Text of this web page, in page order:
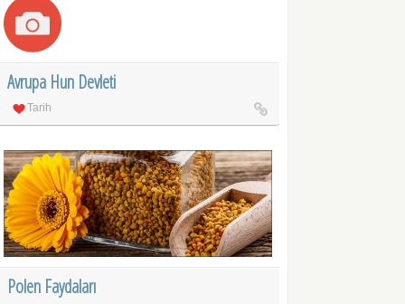
Avrupa Hun Devleti
Tarih
Polen Faydaları